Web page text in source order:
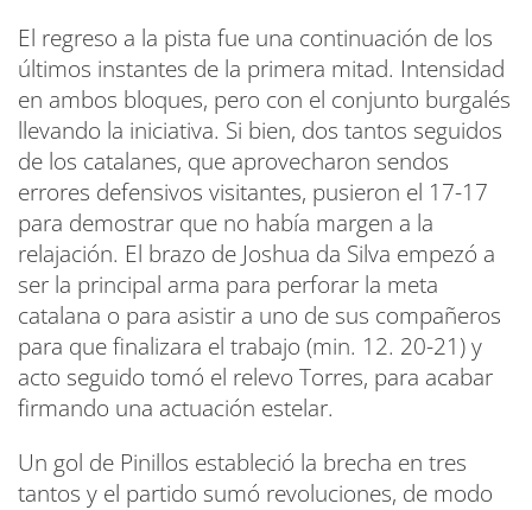
El regreso a la pista fue una continuación de los
últimos instantes de la primera mitad. Intensidad
en ambos bloques, pero con el conjunto burgalés
llevando la iniciativa. Si bien, dos tantos seguidos
de los catalanes, que aprovecharon sendos
errores defensivos visitantes, pusieron el 17-17
para demostrar que no había margen a la
relajación. El brazo de Joshua da Silva empezó a
ser la principal arma para perforar la meta
catalana o para asistir a uno de sus compañeros
para que finalizara el trabajo (min. 12. 20-21) y
acto seguido tomó el relevo Torres, para acabar
firmando una actuación estelar.
Un gol de Pinillos estableció la brecha en tres
tantos y el partido sumó revoluciones, de modo